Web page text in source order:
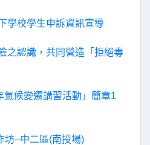
學校學生申訴資訊宣導
之認識，共同營造「拒絕毒
氣候變遷講習活動」簡章1
坊–中二區(南投場)